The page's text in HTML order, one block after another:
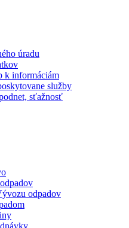
úradu
k informáciám
služby
sťažnosť
odpadov